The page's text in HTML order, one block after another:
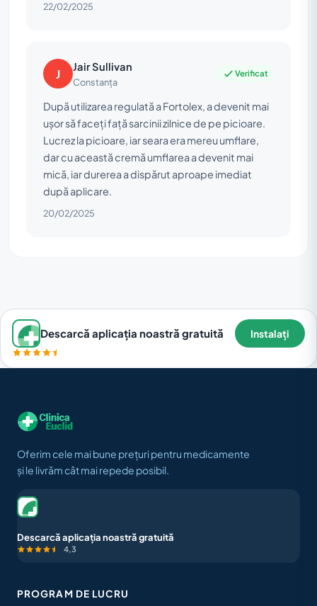
22/02/2025
J Jair Sullivan
Constanța
Verificat
După utilizarea regulată a Fortolex, a devenit mai
ușor să faceți față sarcinii zilnice de pe picioare.
Lucrez la picioare, iar seara era mereu umflare,
dar cu această cremă umflarea a devenit mai
mică, iar durerea a dispărut aproape imediat
după aplicare.
20/02/2025
Descarcă aplicația noastră gratuită Instalați
Oferim cele mai bune prețuri pentru medicamente
și le livrăm cât mai repede posibil.
Descarcă aplicația noastră gratuită
4,3
PROGRAM DE LUCRU